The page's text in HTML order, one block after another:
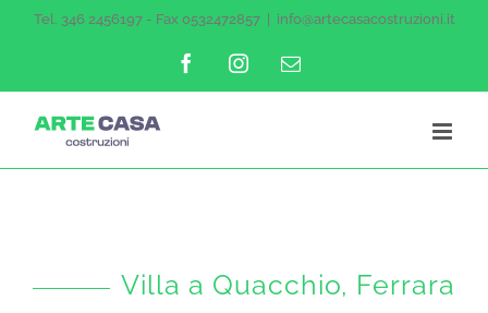
Salta
contenuto
Tel. 346 2456197 - Fax 0532472857 info@artecasacostruzioni.it
FacebookInstagramEmail
Villa a Quacchio, Ferrara